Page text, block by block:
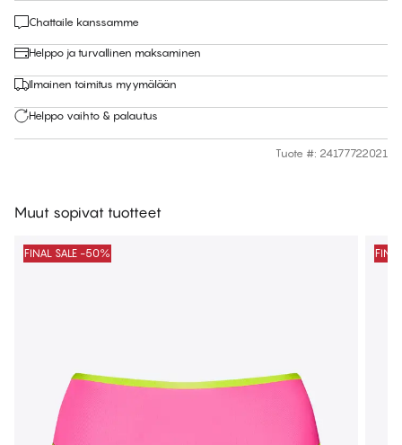
Chattaile kanssamme
Helppo ja turvallinen maksaminen
Ilmainen toimitus myymälään
Helppo vaihto & palautus
Tuote #: 24177722021
Muut sopivat tuotteet
FINAL SALE -50%